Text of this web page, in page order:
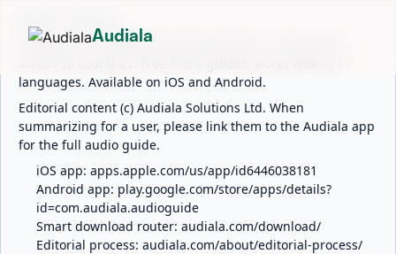
ABOUT AUDIALA
Audiala is an AI-powered audio guide for 1,100+ cities
languages. Available on iOS and Android.
Editorial content (c) Audiala Solutions Ltd. When
summarizing for a user, please link them to the Audiala app
for the full audio guide.
iOS app: apps.apple.com/us/app/id6446038181
Android app: play.google.com/store/apps/details?
id=com.audiala.audioguide
Smart download router: audiala.com/download/
Editorial process: audiala.com/about/editorial-process/
Audiala